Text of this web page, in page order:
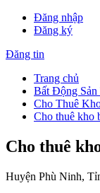
Đăng nhập
Đăng ký
Đăng tin
Trang chủ
Bất Động Sản
Cho Thuê
Cho thuê kho
Cho thuê
Huyện Phù Ninh,